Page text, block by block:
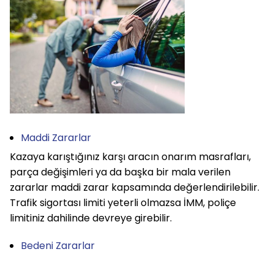
Maddi Zararlar
Kazaya karıştığınız karşı aracın onarım masrafları,
parça değişimleri ya da başka bir mala verilen
zararlar maddi zarar kapsamında değerlendirilebilir.
Trafik sigortası limiti yeterli olmazsa İMM, poliçe
limitiniz dahilinde devreye girebilir.
Bedeni Zararlar